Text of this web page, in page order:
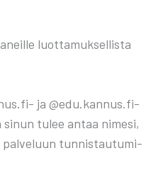
luot­ta­muk­sel­lis­ta
ja @edu.kannus.fi-
tulee antaa nime­si,
pal­ve­luun tun­nis­tau­tu­mi­